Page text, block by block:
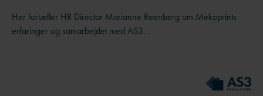
Her fortæller HR Director Marianne Reenberg om Mekoprints
erfaringer og samarbejdet med AS3.